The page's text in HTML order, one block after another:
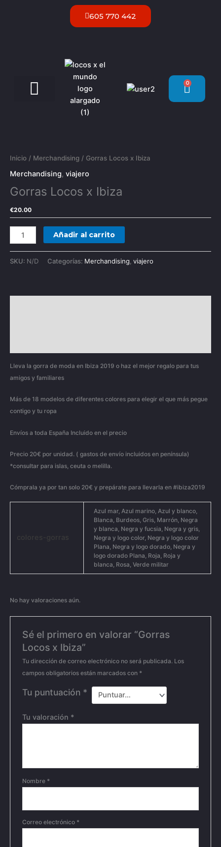
605 770 442
0
Inicio / Merchandising / Gorras Locos x Ibiza
Merchandising, viajero
Gorras Locos x Ibiza
€20.00
x
cantidad
Añadir al carrito
SKU: N/D Categorías: Merchandising viajero
Lleva la gorra de moda en Ibiza 2019 o haz el mejor regalo para tus
amigos y familiares
Más de 18 modelos de diferentes colores para elegir el que más pegue
contigo y tu ropa
Envíos a toda España Incluido en el precio
Precio 20€ por unidad. ( gastos de envío incluidos en península)
*consultar para islas, ceuta o melilla.
Cómprala ya por tan solo 20€ y prepárate para llevarla en #ibiza2019
colores-gorras
Azul mar, Azul marino, Azul y blanco,
Blanca, Burdeos, Gris, Marrón, Negra
y blanca, Negra y fucsia, Negra y gris,
Negra y logo color, Negra y logo color
Plana, Negra y logo dorado, Negra y
logo dorado Plana, Roja, Roja y
blanca, Rosa, Verde militar
No hay valoraciones aún.
Sé el primero en valorar “Gorras
Locos x Ibiza”
Tu dirección de correo electrónico no será publicada. Los
campos obligatorios están marcados con *
Tu puntuación *
Tu valoración *
Nombre *
Correo electrónico *